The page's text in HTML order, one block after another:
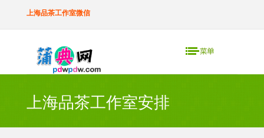
上海品茶工作室微信
上海品茶工作室安排